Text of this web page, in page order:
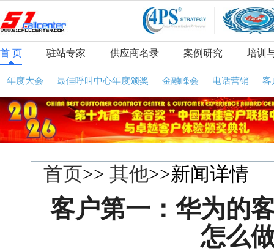
首 页 驻站专家 供应商名录 案例研究 培训
年度大会 最佳呼叫中心年度颁奖 金融峰会 电话营销 客
首页>> 其他>>新闻详情
客户第一：华为的
怎么